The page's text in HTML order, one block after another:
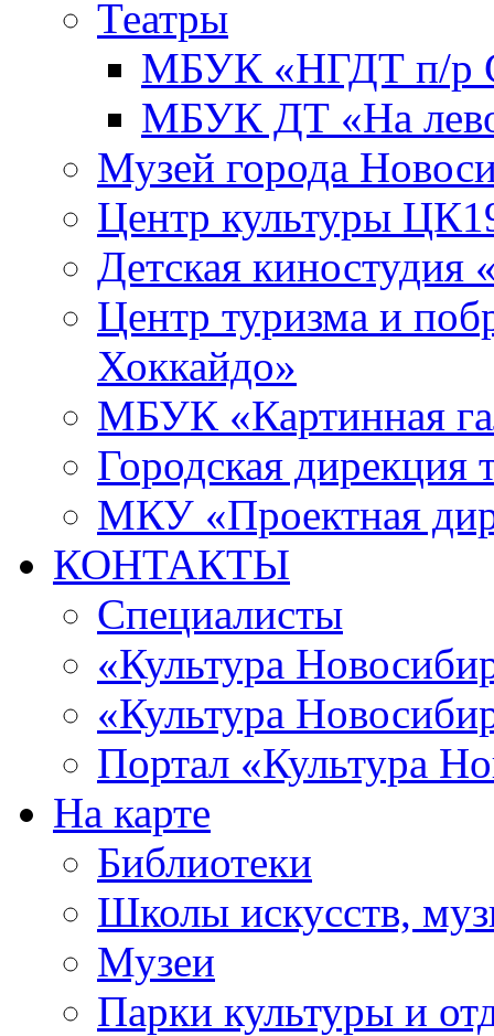
Театры
МБУК «НГДТ п/р
МБУК ДТ «На
Музей города
Центр культуры
Детская киностудия
Центр туризма и
Хоккайдо»
МБУК «Картинная
Городская дирекция
МКУ «Проектная
КОНТАКТЫ
Специалисты
«Культура
«Культура
Портал «Культура
На карте
Библиотеки
Школы искусств,
Музеи
Парки культуры и